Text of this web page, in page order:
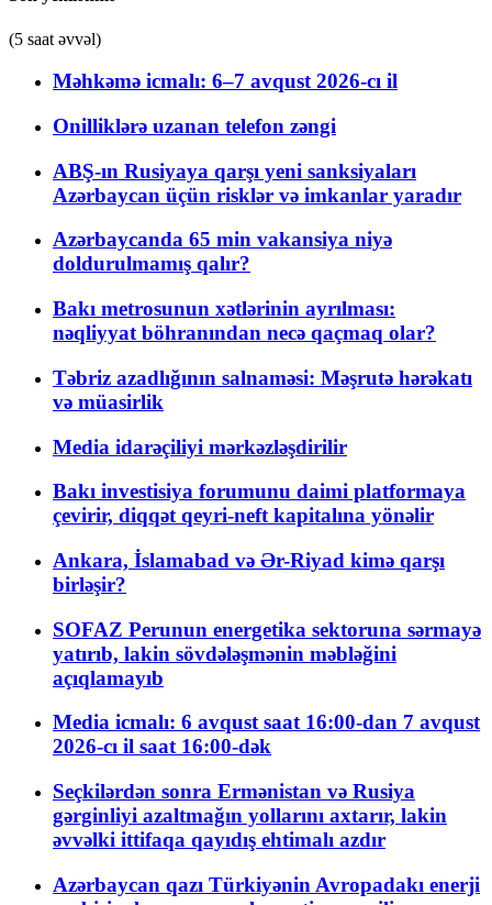
(5 saat əvvəl)
Məhkəmə icmalı: 6–7 avqust 2026-cı il
Onilliklərə uzanan telefon zəngi
ABŞ-ın Rusiyaya qarşı yeni sanksiyaları
Azərbaycan üçün risklər və imkanlar yaradır
Azərbaycanda 65 min vakansiya niyə
doldurulmamış qalır?
Bakı metrosunun xətlərinin ayrılması:
nəqliyyat böhranından necə qaçmaq olar?
Təbriz azadlığının salnaməsi: Məşrutə hərəkatı
və müasirlik
Media idarəçiliyi mərkəzləşdirilir
Bakı investisiya forumunu daimi platformaya
çevirir, diqqət qeyri-neft kapitalına yönəlir
Ankara, İslamabad və Ər-Riyad kimə qarşı
birləşir?
SOFAZ Perunun energetika sektoruna sərmayə
yatırıb, lakin sövdələşmənin məbləğini
açıqlamayıb
Media icmalı: 6 avqust saat 16:00-dan 7 avqust
2026-cı il saat 16:00-dək
Seçkilərdən sonra Ermənistan və Rusiya
gərginliyi azaltmağın yollarını axtarır, lakin
əvvəlki ittifaqa qayıdış ehtimalı azdır
Azərbaycan qazı Türkiyənin Avropadakı enerji